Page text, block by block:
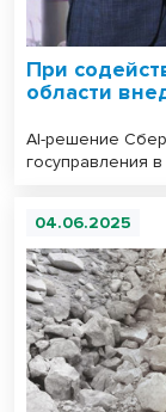
При
области
AI-решение
госуправления
04.06.2025